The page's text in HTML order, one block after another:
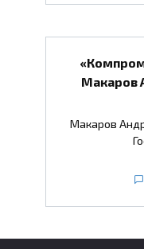
Макаров
Макаров